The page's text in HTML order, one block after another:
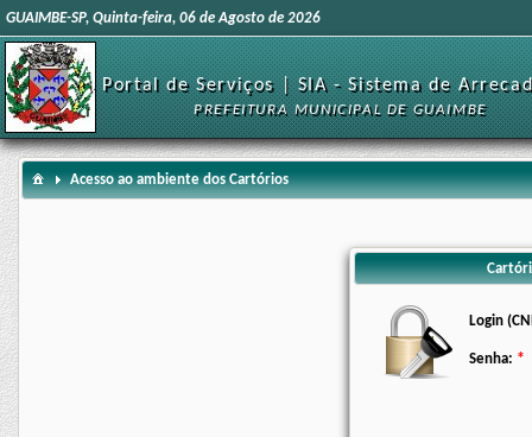
GUAIMBE-SP, Quinta-feira, 06 de Agosto de 2026
Portal de Serviços | SIA - Sistema de
PREFEITURA MUNICIPAL DE GUAIMBE
Acesso ao ambiente dos Cartórios
Login
Senha: